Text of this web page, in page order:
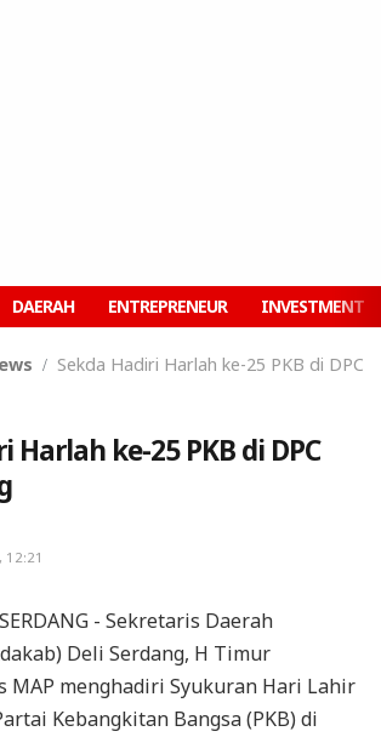
DAERAH ENTREPRENEUR INVESTMENT
Sekda Hadiri Harlah ke-25 PKB di DPC
Harlah ke-25 PKB di DPC
12:21
- Sekretaris Daerah
Deli Serdang, H Timur
MAP menghadiri Syukuran Hari Lahir
Kebangkitan Bangsa (PKB) di